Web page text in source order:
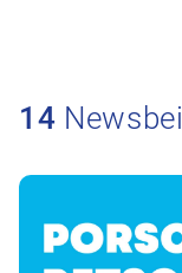
14
Zum Beitrag 100%